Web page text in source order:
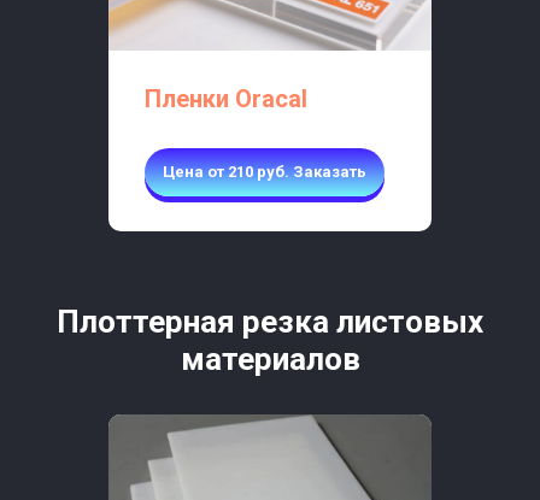
Пленки Oracal
Цена от 210 руб. Заказать
Плоттерная резка листовых
материалов